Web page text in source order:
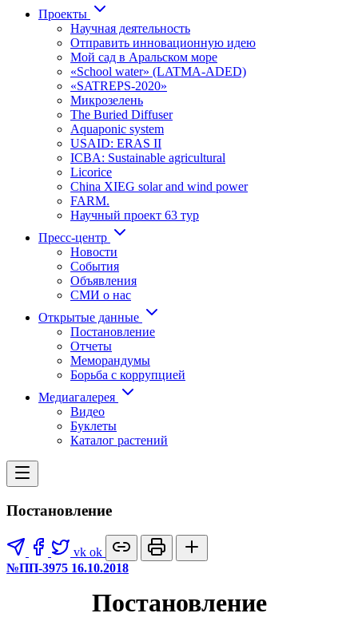
Проекты
Научная деятельность
Отправить инновационную идею
Мой сад в Аральском море
«School water» (LATMA-ADED)
«SATREPS-2020»
Микрозелень
The Buried Diffuser
Aquaponic system
USAID: ERAS II
ICBA: Sustainable agricultural
Licorice
China XIEG solar and wind power
FARM.
Научный проект 63 тур
Пресс-центр
Новости
События
Объявления
СМИ о нас
Открытые данные
Постановление
Отчеты
Меморандумы
Борьба с коррупцией
Медиагалерея
Видео
Буклеты
Каталог растений
Постановление
vk ok
№ПП-3975 16.10.2018
Постановление